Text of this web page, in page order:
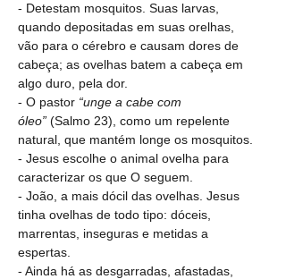
- Detestam mosquitos. Suas larvas,
quando depositadas em suas orelhas,
vão para o cérebro e causam dores de
cabeça; as ovelhas batem a cabeça em
algo duro, pela dor.
- O pastor “unge a cabe com
óleo” (Salmo 23), como um repelente
natural, que mantém longe os mosquitos.
- Jesus escolhe o animal ovelha para
caracterizar os que O seguem.
- João, a mais dócil das ovelhas. Jesus
tinha ovelhas de todo tipo: dóceis,
marrentas, inseguras e metidas a
espertas.
- Ainda há as desgarradas, afastadas,